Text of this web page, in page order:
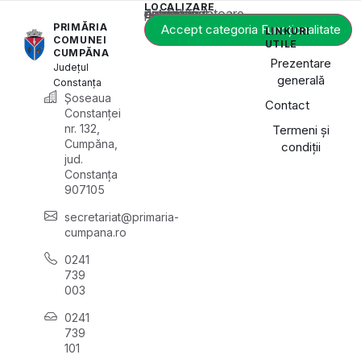
PRIMĂRIA
COMUNEI
CUMPĂNA
Județul
Constanța
Șoseaua
Constanței
nr. 132,
Cumpăna,
jud.
Constanța
907105
secretariat@primaria-
cumpana.ro
0241
739
003
0241
739
101
LOCALIZARE
Acest conținut este blocat până când acceptați categoria corespunzătoare de cookie-uri.
Accept categoria Funcționalitate
LINKURI
UTILE
Prezentare
generală
Contact
Termeni și
condiții